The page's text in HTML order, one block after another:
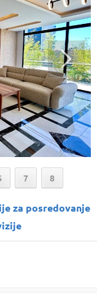
7 8
za posredovanje